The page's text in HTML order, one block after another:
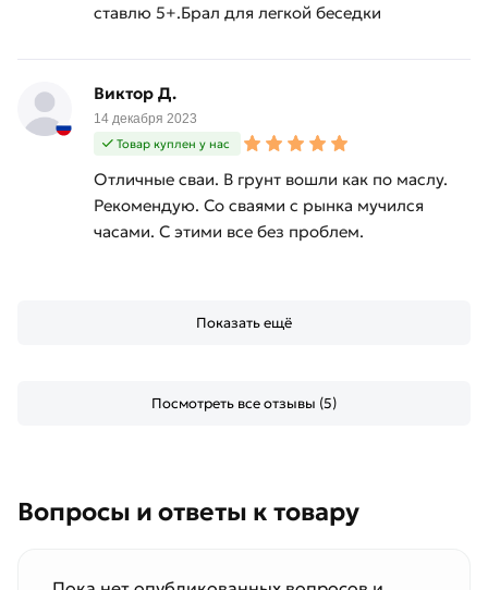
ставлю 5+.Брал для легкой беседки
Виктор Д.
14 декабря 2023
Товар куплен у нас
Отличные сваи. В грунт вошли как по маслу.
Рекомендую. Со сваями с рынка мучился
часами. С этими все без проблем.
Показать ещё
Посмотреть все отзывы (5)
Вопросы и ответы к товару